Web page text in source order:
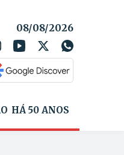
08/08/2026
HÁ 50 ANOS